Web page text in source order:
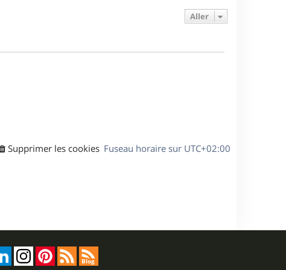
g
s
Aller
Fuseau horaire sur UTC+02:00
Supprimer les cookies